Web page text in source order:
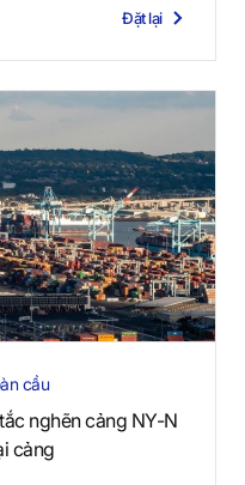
Đặt lại
cầu
nghẽn cảng NY-N
cảng